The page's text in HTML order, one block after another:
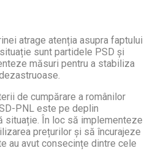
atrage atenția asupra faptului
sunt partidele PSD și
măsuri pentru a stabiliza
de cumpărare a românilor
PNL este pe deplin
situație. În loc să implementeze
prețurilor și să încurajeze
au avut consecințe dintre cele